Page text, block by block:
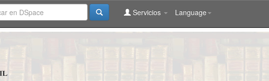
Language
Servicios